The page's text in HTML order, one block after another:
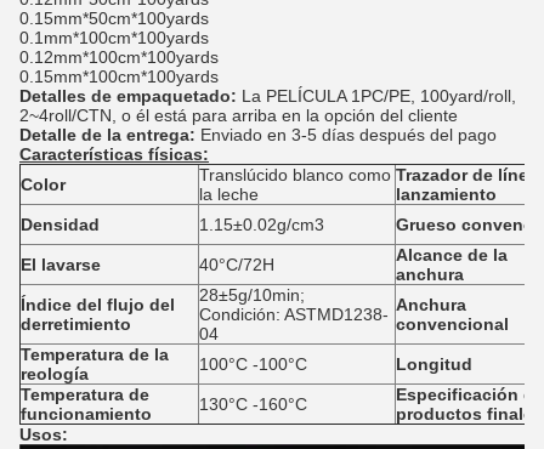
0.15mm*50cm*100yards
0.1mm*100cm*100yards
0.12mm*100cm*100yards
0.15mm*100cm*100yards
Detalles de empaquetado: La PELÍCULA 1PC/PE, 100yard/roll,
2~4roll/CTN, o él está para arriba en la opción del cliente
Detalle de la entrega: Enviado en 3-5 días después del pago
Características físicas:
Color
Translúcido blanco como
la leche
Trazador de
lanzamiento
Densidad
1.15±0.02g/cm3 Grueso
El lavarse 40°C/72H
Alcance de la
anchura
Índice del flujo del
derretimiento
28±5g/10min;
Condición: ASTMD1238-
04
Anchura
convencional
Temperatura de la
reología
100°C -100°C
Longitud
Temperatura de
funcionamiento
130°C -160°C
Especificación
productos finales
Usos: